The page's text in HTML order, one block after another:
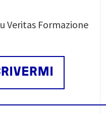
Veritas Formazione